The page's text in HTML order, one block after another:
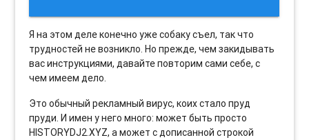
Я на этом деле конечно уже собаку съел, так что
трудностей не возникло. Но прежде, чем закидывать
вас инструкциями, давайте повторим сами себе, с
чем имеем дело.
Это обычный рекламный вирус, коих стало пруд
пруди. И имен у него много: может быть просто
HISTORYDJ2.XYZ, а может с дописанной строкой